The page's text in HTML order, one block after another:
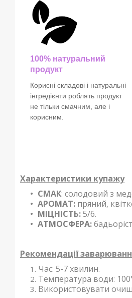
100% натуральний
продукт
Корисні складові і натуральні
інгредієнти роблять продукт
не тільки смачним, але і
корисним.
Характеристики купажу
СМАК: солодовий з
АРОМАТ: пряний,
МІЦНІСТЬ:5/6.
АТМОСФЕРА:
Рекомендації
Час: 5-7 хвилин.
Температура води:
Використовувати